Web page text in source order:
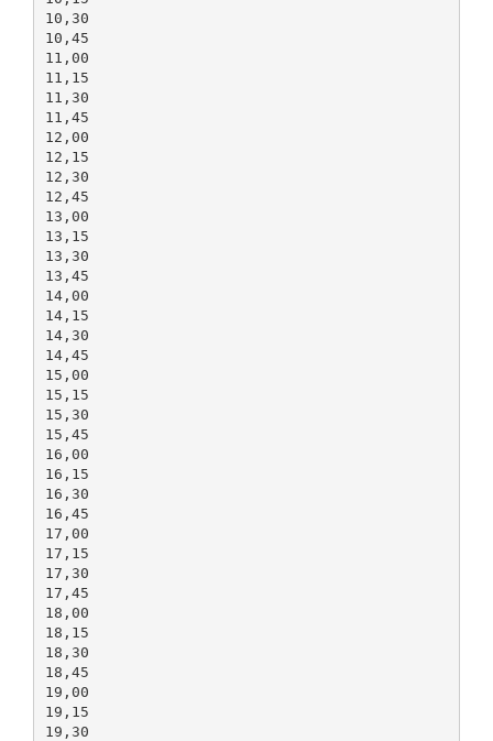
10,30
10,45
11,00
11,15
11,30
11,45
12,00
12,15
12,30
12,45
13,00
13,15
13,30
13,45
14,00
14,15
14,30
14,45
15,00
15,15
15,30
15,45
16,00
16,15
16,30
16,45
17,00
17,15
17,30
17,45
18,00
18,15
18,30
18,45
19,00
19,15
19,30